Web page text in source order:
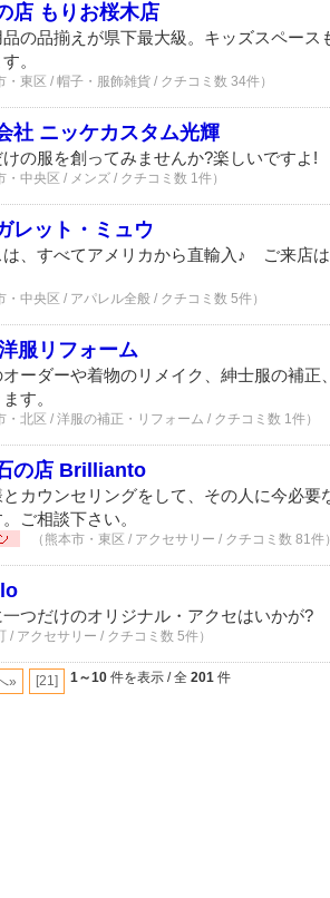
店 もりお桜木店
の品揃えが県下最大級。キッズスペース
。
・東区 / 帽子・服飾雑貨 / クチコミ数 34件）
社 ニッケカスタム光輝
の服を創ってみませんか?楽しいですよ!
・中央区 / メンズ / クチコミ数 1件）
レット・ミュウ
は、すべてアメリカから直輸入♪ ご来店
・中央区 / アパレル全般 / クチコミ数 5件）
服リフォーム
ーダーや着物のリメイク、紳士服の補正
す。
・北区 / 洋服の補正・リフォーム / クチコミ数 1件）
の店 Brillianto
とカウンセリングをして、その人に今必要
ご相談下さい。
（熊本市・東区 / アクセサリー / クチコミ数 81件
つだけのオリジナル・アクセはいかが?
/ アクセサリー / クチコミ数 5件）
» [21] 1～10 件を表示 / 全 201 件